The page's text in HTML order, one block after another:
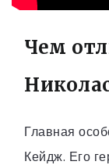
Чем
Главная
Кейдж. Его